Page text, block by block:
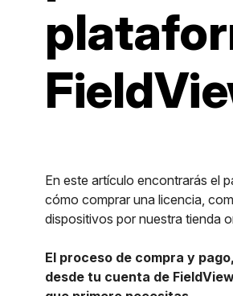
En este artículo encontrarás el
cómo comprar una licencia,
dispositivos por nuestra tienda
El proceso de compra y
desde tu cuenta de